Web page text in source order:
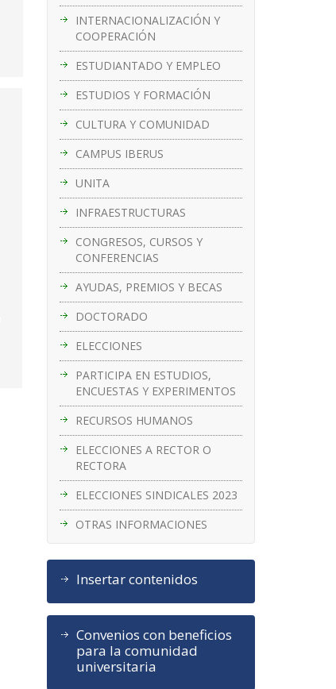
INTERNACIONALIZACIÓN Y
COOPERACIÓN
ESTUDIANTADO Y EMPLEO
ESTUDIOS Y FORMACIÓN
CULTURA Y COMUNIDAD
CAMPUS IBERUS
UNITA
INFRAESTRUCTURAS
CONGRESOS, CURSOS Y
CONFERENCIAS
AYUDAS, PREMIOS Y BECAS
DOCTORADO
ELECCIONES
PARTICIPA EN ESTUDIOS,
ENCUESTAS Y EXPERIMENTOS
RECURSOS HUMANOS
ELECCIONES A RECTOR O
RECTORA
ELECCIONES SINDICALES 2023
OTRAS INFORMACIONES
Insertar contenidos
Convenios con beneficios
para la comunidad
universitaria